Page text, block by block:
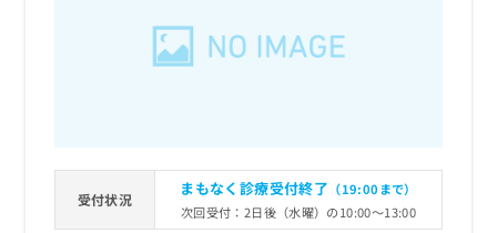
受付状況
まもなく診療受付終了 （19:00まで）
次回受付：2日後（水曜）の10:00～13:00